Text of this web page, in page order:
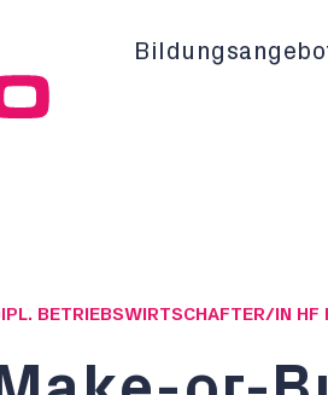
BETRIEBSWIRTSCHAFTER/IN HF